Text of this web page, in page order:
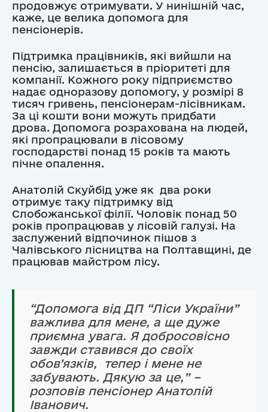
продовжує отримувати. У нинішній час,
каже, це велика допомога для
пенсіонерів.
Підтримка працівників, які вийшли на
пенсію, залишається в пріоритеті для
компанії. Кожного року підприємство
надає одноразову допомогу, у розмірі 8
тисяч гривень, пенсіонерам-лісівникам.
За ці кошти вони можуть придбати
дрова. Допомога розрахована на людей,
які пропрацювали в лісовому
господарстві понад 15 років та мають
пічне опалення.
Анатолій Скуйбід уже як два роки
отримує таку підтримку від
Слобожанської філії. Чоловік понад 50
років пропрацював у лісовій галузі. На
заслужений відпочинок пішов з
Чалівського лісництва на Полтавщині, де
працював майстром лісу.
“Допомога від ДП “Ліси України”
важлива для мене, а ще дуже
приємна увага. Я добросовісно
завжди ставився до своїх
обов’язків, тепер і мене не
забувають. Дякую за це,” –
розповів пенсіонер Анатолій
Іванович.